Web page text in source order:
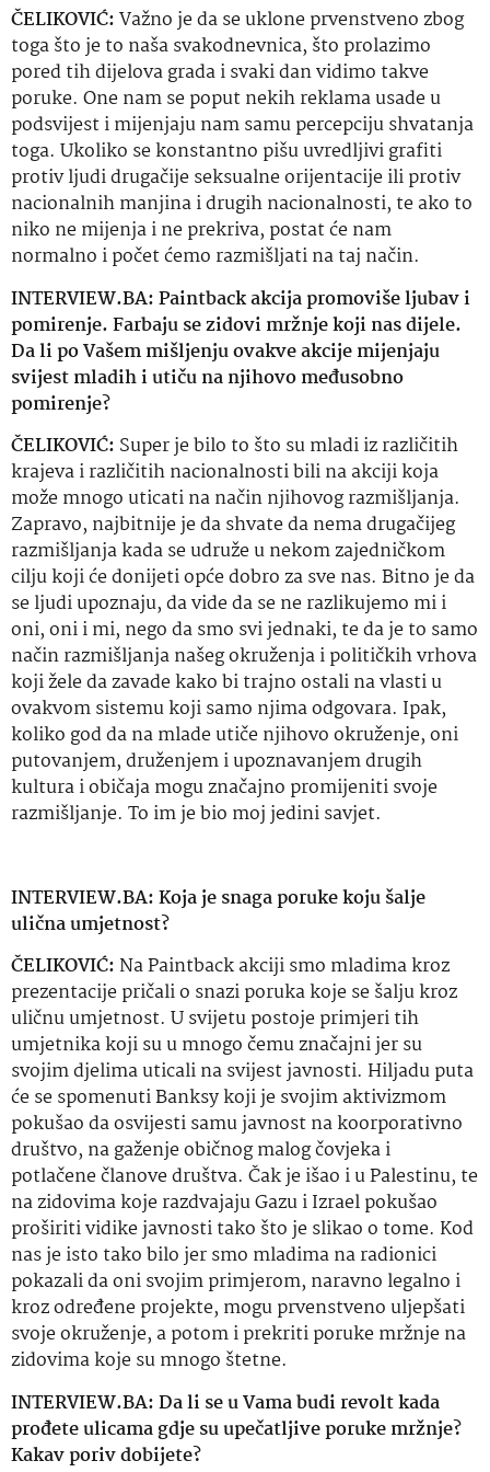
ČELIKOVIĆ:Važno je da se uklone prvenstveno zbog
toga što je to naša svakodnevnica, što prolazimo
pored tih dijelova grada i svaki dan vidimo takve
poruke. One nam se poput nekih reklama usade u
podsvijest i mijenjaju nam samu percepciju shvatanja
toga. Ukoliko se konstantno pišu uvredljivi grafiti
protiv ljudi drugačije seksualne orijentacije ili protiv
nacionalnih manjina i drugih nacionalnosti, te ako to
niko ne mijenja i ne prekriva, postat će nam
normalno i počet ćemo razmišljati na taj način.
INTERVIEW.BA: Paintback akcija promoviše ljubav i
pomirenje. Farbaju se zidovi mržnje koji nas dijele.
Da li po Vašem mišljenju ovakve akcije mijenjaju
svijest mladih i utiču na njihovo međusobno
pomirenje?
ČELIKOVIĆ: Super je bilo to što su mladi iz različitih
krajeva i različitih nacionalnosti bili na akciji koja
može mnogo uticati na način njihovog razmišljanja.
Zapravo, najbitnije je da shvate da nema drugačijeg
razmišljanja kada se udruže u nekom zajedničkom
cilju koji će donijeti opće dobro za sve nas. Bitno je da
se ljudi upoznaju, da vide da se ne razlikujemo mi i
oni, oni i mi, nego da smo svi jednaki, te da je to samo
način razmišljanja našeg okruženja i političkih vrhova
koji žele da zavade kako bi trajno ostali na vlasti u
ovakvom sistemu koji samo njima odgovara. Ipak,
koliko god da na mlade utiče njihovo okruženje, oni
putovanjem, druženjem i upoznavanjem drugih
kultura i običaja mogu značajno promijeniti svoje
razmišljanje. To im je bio moj jedini savjet.
INTERVIEW.BA: Koja je snaga poruke koju šalje
ulična umjetnost?
ČELIKOVIĆ:Na Paintback akciji smo mladima kroz
prezentacije pričali o snazi poruka koje se šalju kroz
uličnu umjetnost. U svijetu postoje primjeri tih
umjetnika koji su u mnogo čemu značajni jer su
svojim djelima uticali na svijest javnosti. Hiljadu puta
će se spomenuti Banksy koji je svojim aktivizmom
pokušao da osvijesti samu javnost na koorporativno
društvo, na gaženje običnog malog čovjeka i
potlačene članove društva. Čak je išao i u Palestinu, te
na zidovima koje razdvajaju Gazu i Izrael pokušao
proširiti vidike javnosti tako što je slikao o tome. Kod
nas je isto tako bilo jer smo mladima na radionici
pokazali da oni svojim primjerom, naravno legalno i
kroz određene projekte, mogu prvenstveno uljepšati
svoje okruženje, a potom i prekriti poruke mržnje na
zidovima koje su mnogo štetne.
INTERVIEW.BA: Da li se u Vama budi revolt kada
prođete ulicama gdje su upečatljive poruke mržnje?
Kakav poriv dobijete?